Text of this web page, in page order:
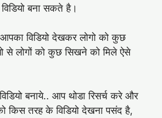
बना सकते है।
आपका विडियो देखकर लोगो को कुछ
से लोगों को कुछ सिखने को मिले ऐसे
बनाये.. आप थोडा रिसर्च करे और
किस तरह के विडियो देखना पसंद है,